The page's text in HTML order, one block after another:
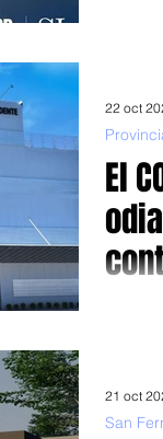
El
22 oct
San
21 oct